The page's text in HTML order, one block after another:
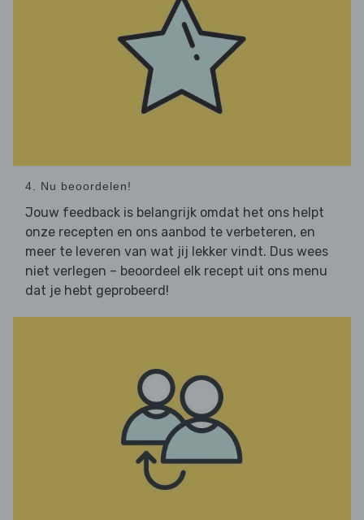
4. Nu beoordelen!
Jouw feedback is belangrijk omdat het ons helpt
onze recepten en ons aanbod te verbeteren, en
meer te leveren van wat jij lekker vindt. Dus wees
niet verlegen – beoordeel elk recept uit ons menu
dat je hebt geprobeerd!